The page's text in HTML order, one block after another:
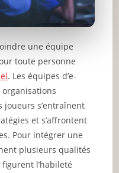
une équipe
toute personne
. Les équipes d’e-
s’entraînent
et s’affrontent
Pour intégrer une
plusieurs qualités
l’habileté